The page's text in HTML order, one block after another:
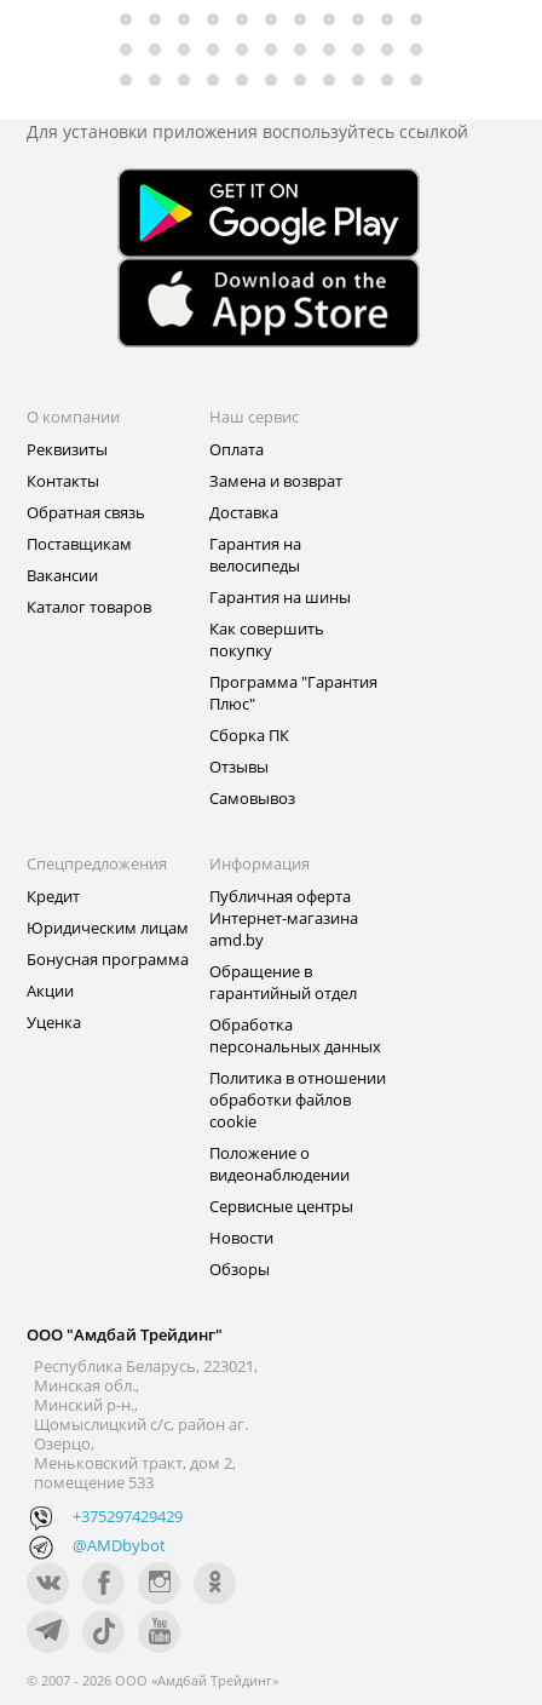
Для установки приложения воспользуйтесь ссылкой
О компании
Реквизиты
Контакты
Обратная связь
Поставщикам
Вакансии
Каталог товаров
Наш сервис
Оплата
Замена и возврат
Доставка
Гарантия на
велосипеды
Гарантия на шины
Как совершить
покупку
Программа "Гарантия
Плюс"
Сборка ПК
Отзывы
Самовывоз
Спецпредложения
Кредит
Юридическим лицам
Бонусная программа
Акции
Уценка
Информация
Публичная оферта
Интернет-магазина
amd.by
Обращение в
гарантийный отдел
Обработка
персональных данных
Политика в отношении
обработки файлов
cookie
Положение о
видеонаблюдении
Сервисные центры
Новости
Обзоры
ООО "Амдбай Трейдинг"
Республика Беларусь, 223021,
Минская обл.,
Минский р-н.,
Щомыслицкий с/с, район аг.
Озерцо,
Меньковский тракт, дом 2,
помещение 533
+375297429429
@AMDbybot
© 2007 - 2026 ООО «Амдбай Трейдинг»